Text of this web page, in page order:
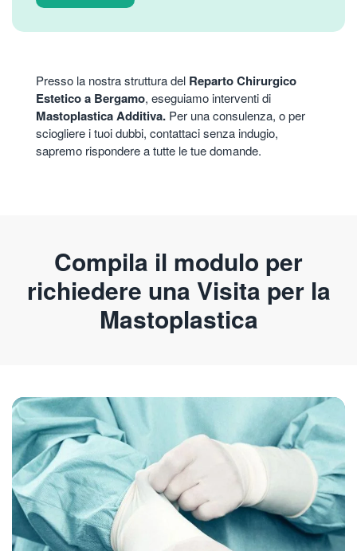
Presso la nostra struttura del Reparto Chirurgico
Estetico a Bergamo, eseguiamo interventi di
Mastoplastica Additiva. Per una consulenza, o per
sciogliere i tuoi dubbi, contattaci senza indugio,
sapremo rispondere a tutte le tue domande.
Compila il modulo per
richiedere una Visita per la
Mastoplastica